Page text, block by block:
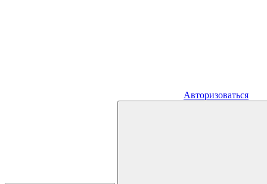
Авторизоваться